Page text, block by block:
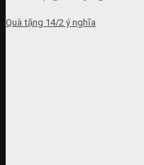
Quà tặng 14/2 ý nghĩa